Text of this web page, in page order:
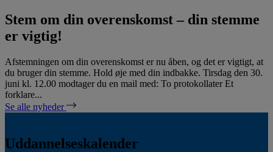
Stem om din overenskomst – din stemme
er vigtig!
Afstemningen om din overenskomst er nu åben, og det er vigtigt, at
du bruger din stemme. Hold øje med din indbakke. Tirsdag den 30.
juni kl. 12.00 modtager du en mail med: To protokollater Et
forklare...
Se alle nyheder
Uddannelseskalender